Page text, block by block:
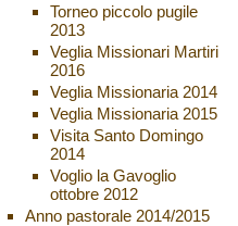
Torneo piccolo pugile
2013
Veglia Missionari Martiri
2016
Veglia Missionaria 2014
Veglia Missionaria 2015
Visita Santo Domingo
2014
Voglio la Gavoglio
ottobre 2012
Anno pastorale 2014/2015